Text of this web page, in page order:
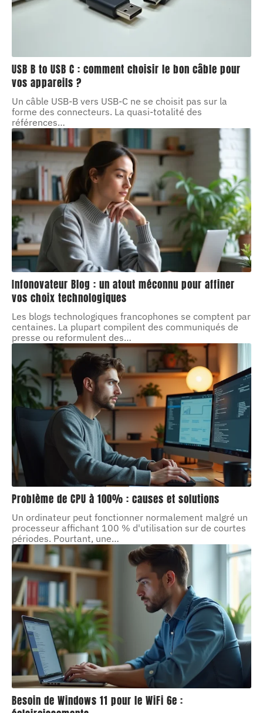
USB B to USB C : comment choisir le bon câble pour
vos appareils ?
Un câble USB-B vers USB-C ne se choisit pas sur la
forme des connecteurs. La quasi-totalité des
références…
Infonovateur Blog : un atout méconnu pour affiner
vos choix technologiques
Les blogs technologiques francophones se comptent par
centaines. La plupart compilent des communiqués de
presse ou reformulent des…
Problème de CPU à 100% : causes et solutions
Un ordinateur peut fonctionner normalement malgré un
processeur affichant 100 % d'utilisation sur de courtes
périodes. Pourtant, une…
Besoin de Windows 11 pour le WiFi 6e :